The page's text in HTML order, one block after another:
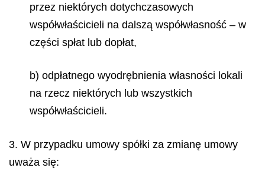
przez niektórych dotychczasowych
współwłaścicieli na dalszą współwłasność – w
części spłat lub dopłat,
b) odpłatnego wyodrębnienia własności lokali
na rzecz niektórych lub wszystkich
współwłaścicieli.
3. W przypadku umowy spółki za zmianę umowy
uważa się: